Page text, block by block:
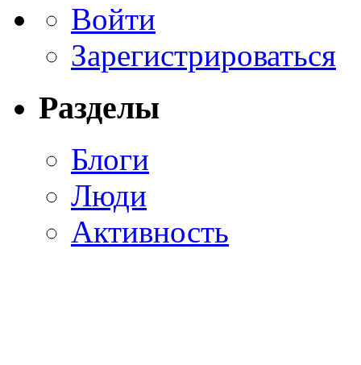
Войти
Зарегистрироваться
Разделы
Блоги
Люди
Активность